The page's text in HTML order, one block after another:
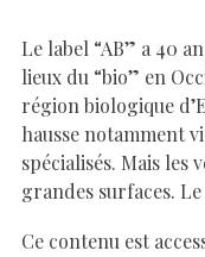
Le label “AB” a 40
lieux du “bio” en
région biologique
hausse notamment
spécialisés. Mais les
grandes surfaces.
Ce contenu est